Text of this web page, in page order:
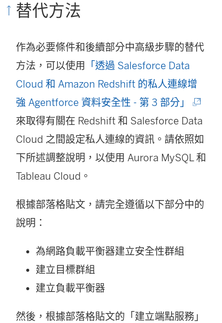
替代方法
作為必要條件和後續部分中高級步驟的替代
方法，可以使用
「透過 Salesforce Data
Cloud 和 Amazon Redshift 的私人連線增
強 Agentforce 資料安全性 - 第 3 部分」
(
連
結
在
窗
來取得有關在 Redshift 和 Salesforce Data
Cloud 之間設定私人連線的資訊。請依照如
下所述調整說明，以使用 Aurora MySQL 和
Tableau Cloud。
根據部落格貼文，請完全遵循以下部分中的
說明：
為網路負載平衡器建立安全性群組
建立目標群組
建立負載平衡器
然後，根據部落格貼文的「建立端點服務」